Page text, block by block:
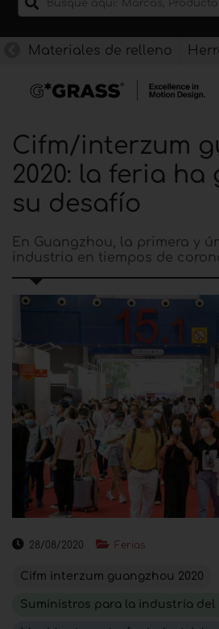
Materiales de relleno
Cifm/interzum
2020: la feria ha
su desafío
En Guangzhou, la primera y
industria en tiempos de
28/08/2020 Ferias
Cifm interzum guangzhou 2020
Suministros para la industria del